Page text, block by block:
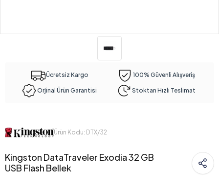
Ücretsiz Kargo 100% Güvenli Alışveriş
Orjinal Ürün Garantisi Stoktan Hızlı Teslimat
Ürün Kodu: DTX/32
Kingston DataTraveler Exodia 32 GB
USB Flash Bellek